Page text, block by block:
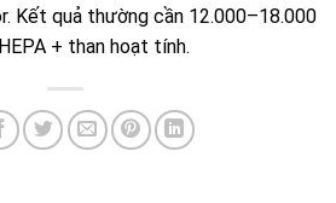
Kết quả thường cần 12.000–18.000
+ than hoạt tính.